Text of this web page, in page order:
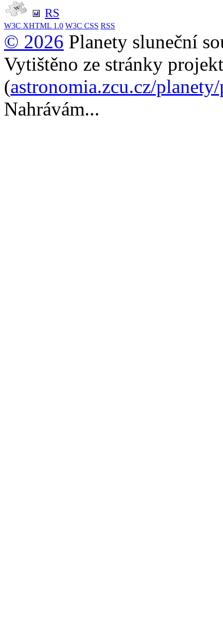
RS
W3C XHTML 1.0 W3C CSS RSS
© 2026 Planety sluneční
Vytištěno ze stránky
(astronomia.zcu.cz/
Nahrávám...